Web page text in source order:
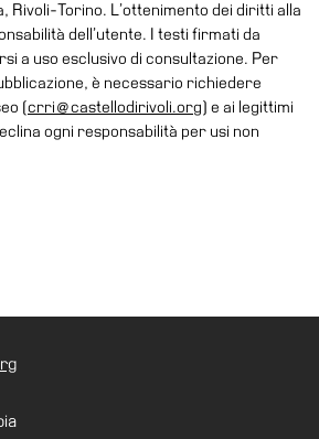
Rivoli-Torino. L’ottenimento dei diritti alla
dell’utente. I testi firmati da
a uso esclusivo di consultazione. Per
è necessario richiedere
(crri@castellodirivoli.org) e ai legittimi
ogni responsabilità per usi non